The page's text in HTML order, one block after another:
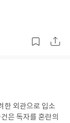
한 외관으로 입소
은 독자를 혼란의